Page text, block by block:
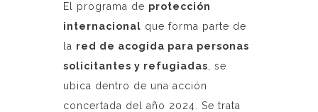
El programa de protección
internacional que forma parte de
la red de acogida para personas
solicitantes y refugiadas , se
ubica dentro de una acción
concertada del año 2024. Se trata